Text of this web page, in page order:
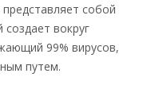
собой
вокруг
99% вирусов,
путем.